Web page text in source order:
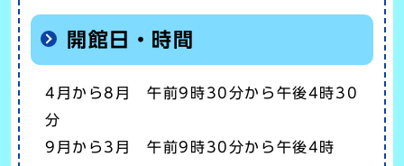
開館日・時間
4月から8月 午前9時30分から午後4時30
分
9月から3月 午前9時30分から午後4時